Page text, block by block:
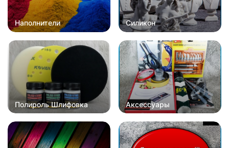
Наполнители Силикон
Полироль Шлифовка Аксессуары